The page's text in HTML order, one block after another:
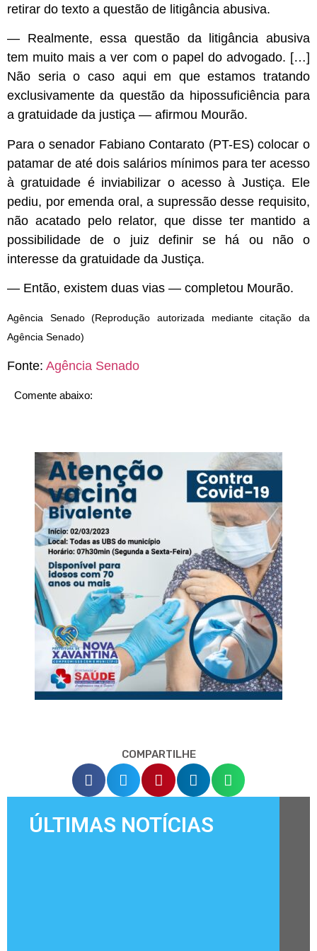
retirar do texto a questão de litigância abusiva.
— Realmente, essa questão da litigância abusiva
tem muito mais a ver com o papel do advogado. […]
Não seria o caso aqui em que estamos tratando
exclusivamente da questão da hipossuficiência para
a gratuidade da justiça — afirmou Mourão.
Para o senador Fabiano Contarato (PT-ES) colocar o
patamar de até dois salários mínimos para ter acesso
à gratuidade é inviabilizar o acesso à Justiça. Ele
pediu, por emenda oral, a supressão desse requisito,
não acatado pelo relator, que disse ter mantido a
possibilidade de o juiz definir se há ou não o
interesse da gratuidade da Justiça.
— Então, existem duas vias — completou Mourão.
Agência Senado (Reprodução autorizada mediante citação da
Agência Senado)
Fonte: Agência Senado
Comente abaixo:
COMPARTILHE
ÚLTIMAS NOTÍCIAS